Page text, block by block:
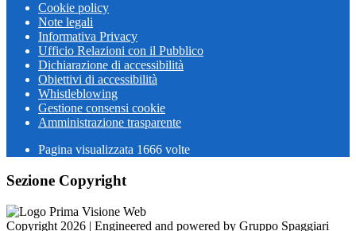
Cookie policy
Note legali
Informativa Privacy
Ufficio Relazioni con il Pubblico
Dichiarazione di accessibilità
Obiettivi di accessibilità
Whistleblowing
Gestione consensi cookie
Amministrazione trasparente
Pagina visualizzata 1666 volte
Sezione Copyright
Copyright 2026 | Engineered and powered by Gruppo Spaggiari